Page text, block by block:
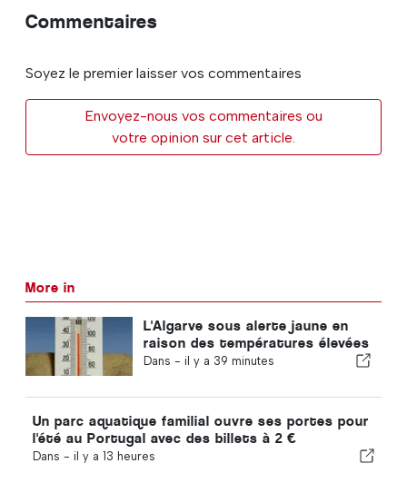
Commentaires
Soyez le premier laisser vos commentaires
Envoyez-nous vos commentaires ou
votre opinion sur cet article.
More in
L'Algarve sous alerte jaune en
raison des températures élevées
Dans - il y a 39 minutes
Un parc aquatique familial ouvre ses portes pour
l'été au Portugal avec des billets à 2 €
Dans - il y a 13 heures